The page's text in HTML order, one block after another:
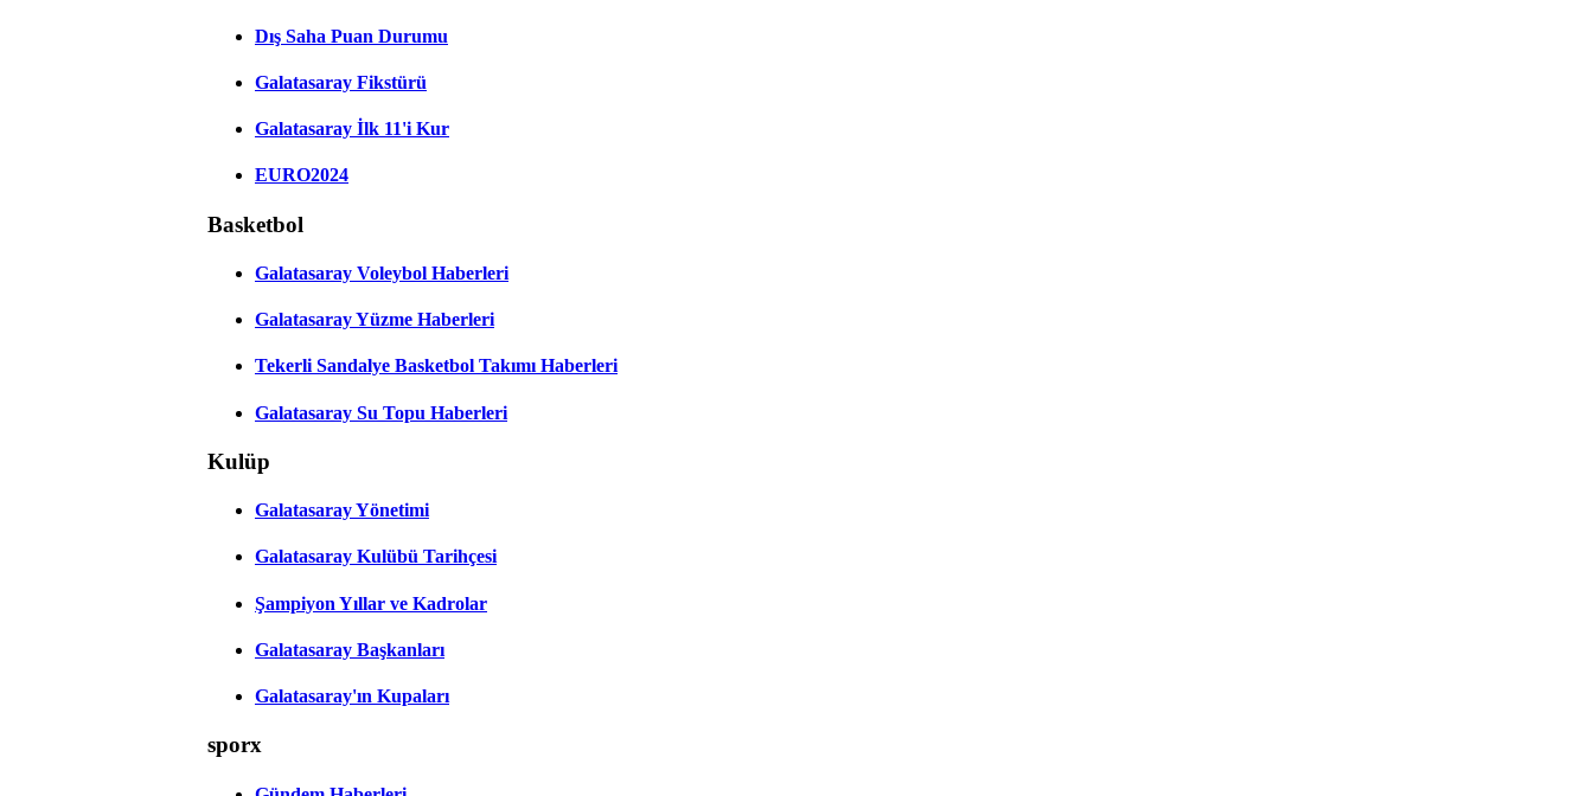
Dış Saha Puan Durumu
Galatasaray Fikstürü
Galatasaray İlk 11'i Kur
EURO2024
Basketbol
Galatasaray Voleybol Haberleri
Galatasaray Yüzme Haberleri
Tekerli Sandalye Basketbol Takımı Haberleri
Galatasaray Su Topu Haberleri
Kulüp
Galatasaray Yönetimi
Galatasaray Kulübü Tarihçesi
Şampiyon Yıllar ve Kadrolar
Galatasaray Başkanları
Galatasaray'ın Kupaları
sporx